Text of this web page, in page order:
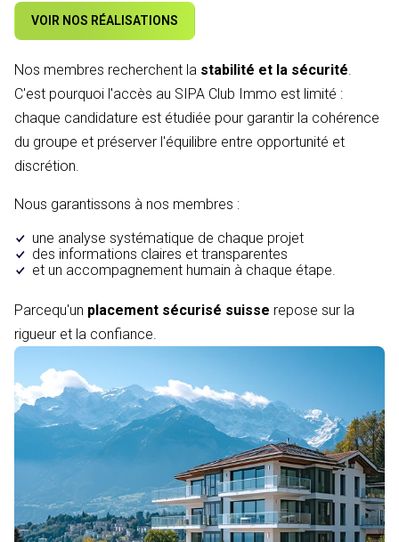
VOIR NOS RÉALISATIONS
Nos membres recherchent la stabilité et la sécurité.
C'est pourquoi l'accès au SIPA Club Immo est limité :
chaque candidature est étudiée pour garantir la cohérence
du groupe et préserver l'équilibre entre opportunité et
discrétion.
Nous garantissons à nos membres :
une analyse systématique de chaque projet
des informations claires et transparentes
et un accompagnement humain à chaque étape.
Parcequ'un placement sécurisé suisse repose sur la
rigueur et la confiance.